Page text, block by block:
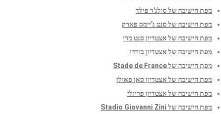
מפת הישיבה של סולג'ר פילד
מפת הישיבה של סנט ג'יימס פארק
מפת הישיבה של אצטדיון סנט מרי
מפת הישיבה של אצטדיון בורדו
מפת הישיבה של Stade de France
מפת הישיבה של אצטדיון סאן פאולו
מפת הישיבה של אצטדיון פריולי
מפת הישיבה של Stadio Giovanni Zini